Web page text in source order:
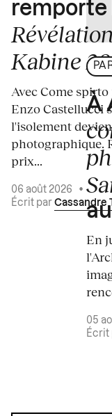
remporte
Kabine
Avec Come
Enzo Castellucci
l'isolement
photographique.
prix...
06 août 2026
•
Écrit par Cassandre
À
En
05
Écrit